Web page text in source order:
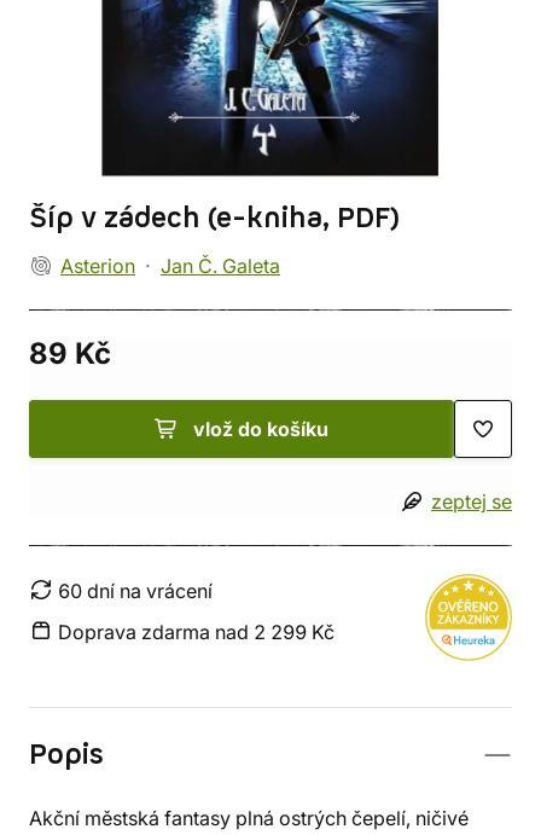
Šíp v zádech (e-kniha, PDF)
Asterion Jan Č. Galeta
89 Kč
vlož do košíku
zeptej se
60 dní na vrácení
Doprava zdarma nad 2 299 Kč
Popis
Akční městská fantasy plná ostrých čepelí, ničivé